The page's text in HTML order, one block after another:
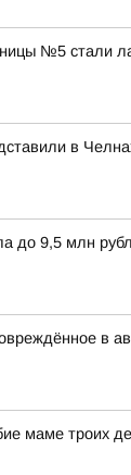
№5 стали
в
до 9,5 млн
в
маме троих